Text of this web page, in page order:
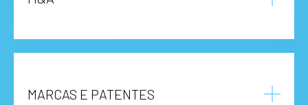
MARCAS E PATENTES